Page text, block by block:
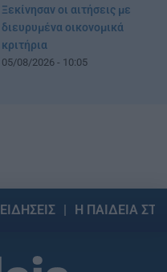
Ξεκίνησαν οι αιτήσεις με
διευρυμένα οικονομικά
κριτήρια
05/08/2026 - 10:05
ΕΙΔΗΣΕΙΣ Η ΠΑΙΔΕΙΑ